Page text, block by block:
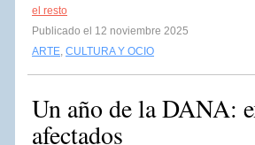
el resto
Publicado el 12 noviembre 2025
ARTE, CULTURA Y OCIO
Un año de la DANA:
afectados